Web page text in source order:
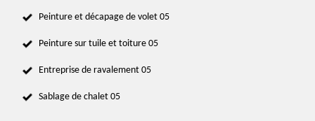
Peinture et décapage de volet 05
Peinture sur tuile et toiture 05
Entreprise de ravalement 05
Sablage de chalet 05